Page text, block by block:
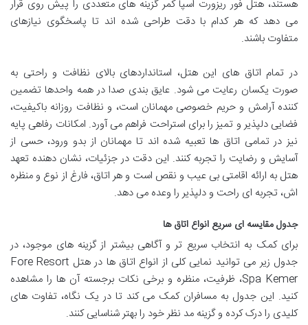
هستند، هتل فور ریزورت اسپا کمر گزینه های متعددی را پیش روی قرار
می دهد که هر کدام با دقت طراحی شده اند تا پاسخگوی نیازهای
متفاوت باشند.
در تمام اتاق های این هتل، استانداردهای بالای نظافت و راحتی به
صورت یکسان رعایت می شود. عایق بندی صدا در همه واحدها تضمین
کننده آرامش و حریم خصوصی مهمانان است، و نظافت روزانه باکیفیت،
فضایی دلپذیر و تمیز را برای استراحت فراهم می آورد. امکانات رفاهی پایه
نیز در تمامی اتاق ها تعبیه شده اند تا مهمانان از بدو ورود، حسی از
آسایش و رضایت را تجربه کنند. این دقت در جزئیات، نشان دهنده تعهد
هتل به ارائه اقامتی بی عیب و نقص است و هر اتاق، فارغ از نوع و منظره
اش، تجربه ای راحت و دلپذیر را وعده می دهد.
جدول مقایسه ای سریع انواع اتاق ها
برای کمک به انتخاب سریع تر و آگاهی بیشتر از گزینه های موجود، در
جدول زیر می توانید نمایی کلی از انواع اتاق ها در هتل Fore Resort
Spa Kemer، ظرفیت، منظره و برخی نکات برجسته آن ها را مشاهده
کنید. این جدول به مسافران کمک می کند تا در یک نگاه، تفاوت های
کلیدی را درک کرده و گزینه مد نظر خود را بهتر شناسایی کنند.